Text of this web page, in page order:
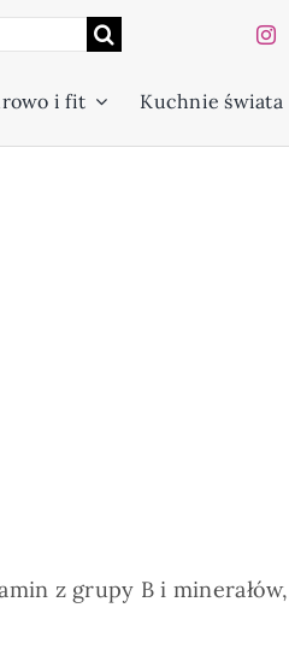
i fit Kuchnie świata
z grupy B i